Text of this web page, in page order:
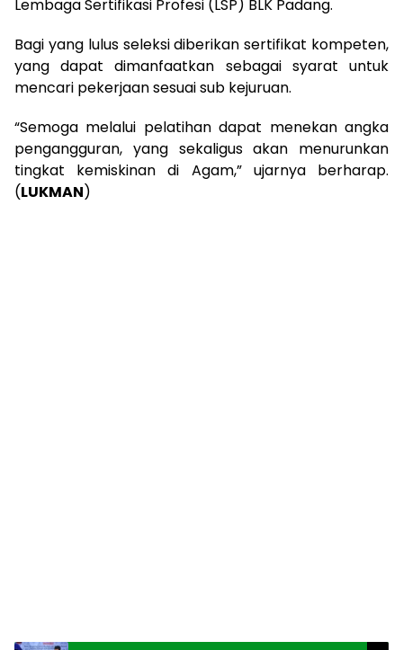
Lembaga Sertifikasi Profesi (LSP) BLK Padang.
Bagi yang lulus seleksi diberikan sertifikat kompeten,
yang dapat dimanfaatkan sebagai syarat untuk
mencari pekerjaan sesuai sub kejuruan.
“Semoga melalui pelatihan dapat menekan angka
pengangguran, yang sekaligus akan menurunkan
tingkat kemiskinan di Agam,” ujarnya berharap.
(LUKMAN)